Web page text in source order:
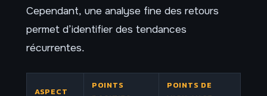
Cependant, une analyse fine des retours
permet d’identifier des tendances
récurrentes.
ASPECT
POINTS
POINTS DE